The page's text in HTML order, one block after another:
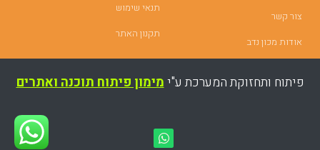
צור קשר
אודות מכון נדב
תנאי שימוש
תקנון האתר
פיתוח ותחזוקת המערכת ע"ימימון פיתוח תוכנה ואתרים